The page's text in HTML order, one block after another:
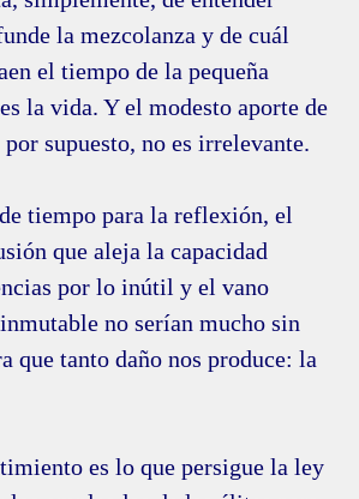
la mezcolanza y de cuál
el tiempo de la pequeña
la vida. Y el modesto aporte de
supuesto, no es irrelevante.
tiempo para la reflexión, el
que aleja la capacidad
por lo inútil y el vano
no serían mucho sin
que tanto daño nos produce: la
es lo que persigue la ley